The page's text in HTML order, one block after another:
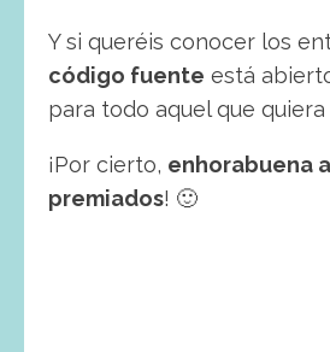
Y si queréis conocer los
código fuente está
para todo aquel que
¡Por cierto, enhorabuena
premiados! 🙂